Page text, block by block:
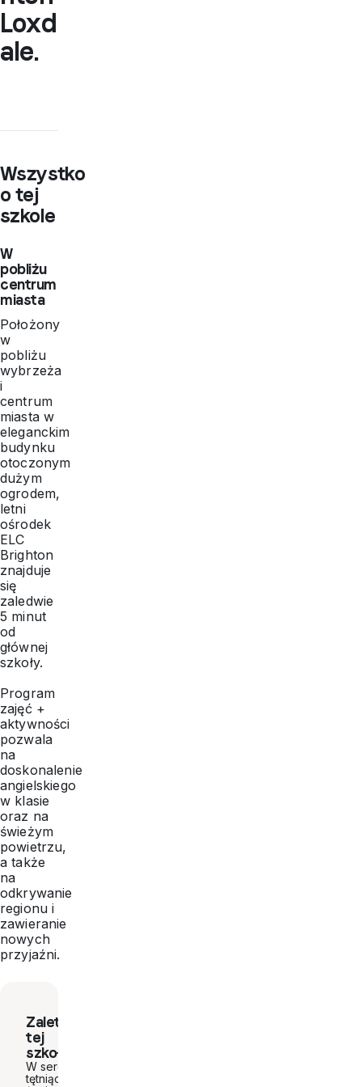
Loxd
ale.
Wszystko
o tej
szkole
W
pobliżu
centrum
miasta
Położony
w
pobliżu
wybrzeża
i
centrum
miasta w
eleganckim
budynku
otoczonym
dużym
ogrodem,
letni
ośrodek
ELC
Brighton
znajduje
się
zaledwie
5 minut
od
głównej
szkoły.
Program
zajęć +
aktywności
pozwala
na
doskonalenie
angielskiego
w klasie
oraz na
świeżym
powietrzu,
a także
na
odkrywanie
regionu i
zawieranie
nowych
przyjaźni.
Zalety
tej
szkoły.
W sercu
tętniącego